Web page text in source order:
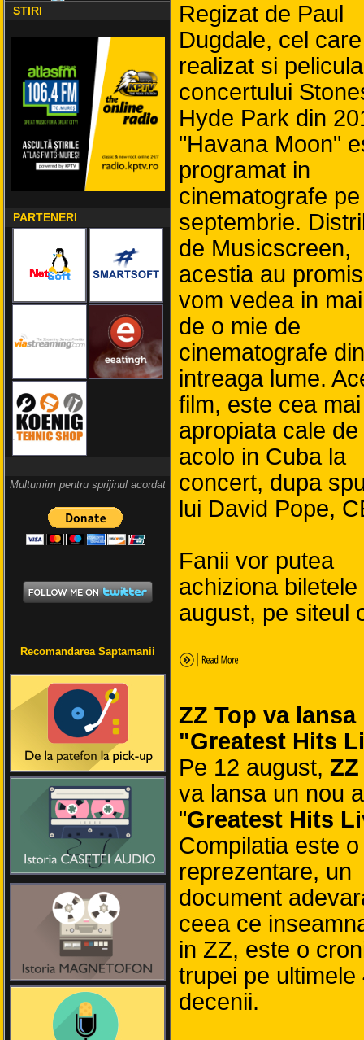
STIRI
PARTENERI
Multumim pentru sprijinul acordat
Recomandarea Saptamanii
Regizat de Paul
Dugdale, cel
realizat si pelicula
concertului
Hyde Park din
"Havana Moon"
programat in
cinematografe
septembrie.
de Musicscreen,
acestia au
vom vedea in
de o mie de
cinematografe din
intreaga lume.
film, este cea mai
apropiata cale de
acolo in Cuba la
concert, dupa
lui David Pope,
Fanii vor putea
achiziona biletele
august, pe siteul
ZZ Top va lansa
"Greatest Hits
Pe 12 august,
va lansa un nou
"Greatest Hits
Compilatia este o
reprezentare, un
document
ceea ce
in ZZ, este o
trupei pe ultimele
decenii.